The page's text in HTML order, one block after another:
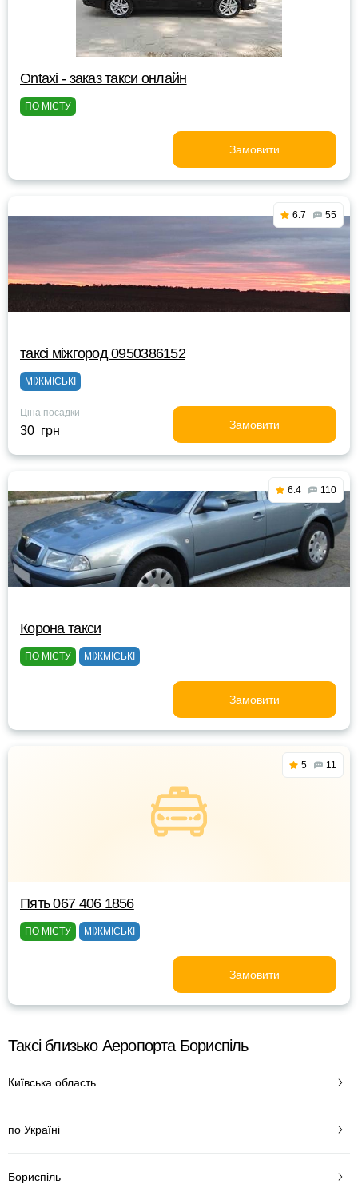
Ontaxi - заказ такси онлайн
ПО МІСТУ
Замовити
6.7 55
таксі міжгород 0950386152
МІЖМІСЬКІ
Ціна посадки
30 грн Замовити
6.4 110
Корона такси
ПО МІСТУ МІЖМІСЬКІ
Замовити
5 11
Пять 067 406 1856
ПО МІСТУ МІЖМІСЬКІ
Замовити
Таксі близько Аеропорта Бориспіль
Київська область
по Україні
Бориспіль